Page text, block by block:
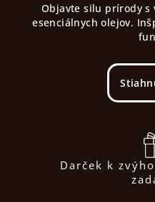
Objavte silu prírody s
esenciálnych olejov.
Darček k